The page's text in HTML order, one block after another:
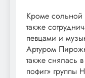
Кроме
также
певцами и
Артуром
также снялась
пофиг» группы